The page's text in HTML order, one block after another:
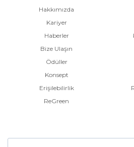
Hakkımızda
Kariyer
Haberler
Bize Ulaşın
Ödüller
Konsept
Erişilebilirlik
ReGreen